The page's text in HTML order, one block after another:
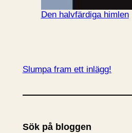
Den halvfärdiga himlen
Slumpa fram ett inlägg!
Sök på bloggen